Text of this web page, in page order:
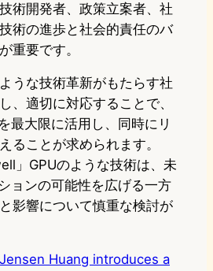
術開発者、政策立案者、社
術の進歩と社会的責任のバ
重要です。
うな技術革新がもたらす社
、適切に対応することで、
最大限に活用し、同時にリ
ることが求められます。
」GPUのような技術は、未
ョンの可能性を広げる一方
影響について慎重な検討が
Huang introduces a